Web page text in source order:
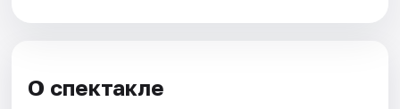
О спектакле